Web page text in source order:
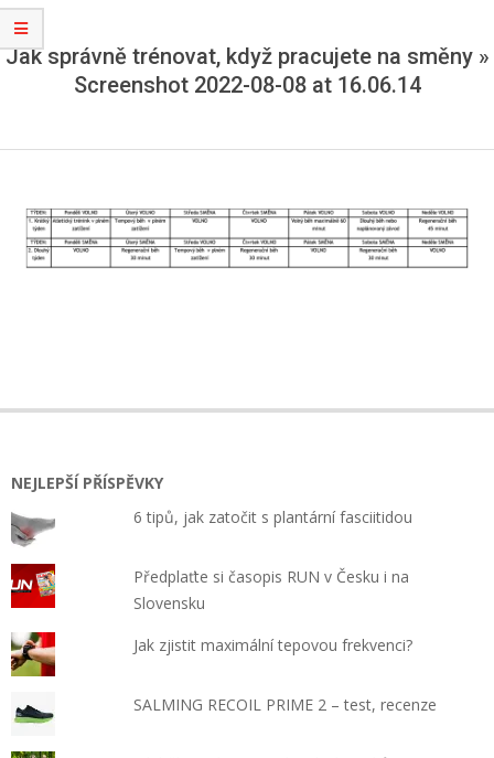
Jak správně trénovat, když pracujete na směny »
Screenshot 2022-08-08 at 16.06.14
NEJLEPŠÍ PŘÍSPĚVKY
6 tipů, jak zatočit s plantární fasciitidou
Předplaťte si časopis RUN v Česku i na
Slovensku
Jak zjistit maximální tepovou frekvenci?
SALMING RECOIL PRIME 2 – test, recenze